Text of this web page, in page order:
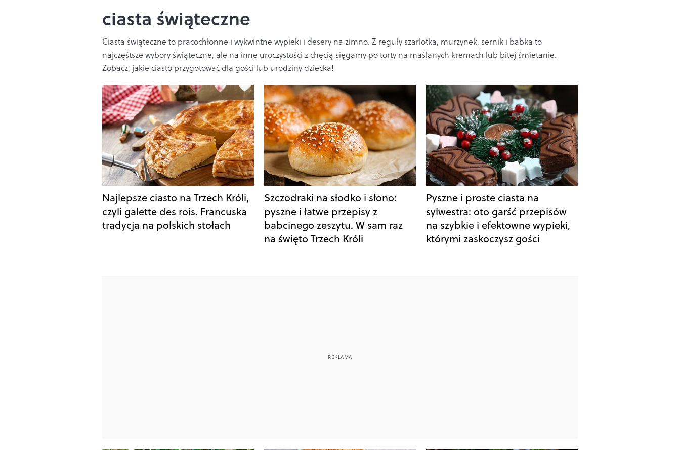
ciasta świąteczne
Ciasta świąteczne to pracochłonne i wykwintne wypieki i desery na zimno. Z reguły szarlotka, murzynek, sernik i babka to
najczęśtsze wybory świąteczne, ale na inne uroczystości z chęcią sięgamy po torty na maślanych kremach lub bitej śmietanie.
Zobacz, jakie ciasto przygotować dla gości lub urodziny dziecka!
Najlepsze ciasto na Trzech Króli,
czyli galette des rois. Francuska
tradycja na polskich stołach
Szczodraki na słodko i słono:
pyszne i łatwe przepisy z
babcinego zeszytu. W sam raz
na święto Trzech Króli
Pyszne i proste ciasta na
sylwestra: oto garść przepisów
na szybkie i efektowne wypieki,
którymi zaskoczysz gości